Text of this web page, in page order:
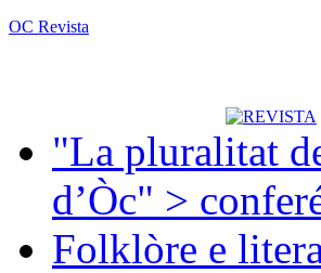
OC Revista
"La pluralitat
d’Òc" >
Folklòre e